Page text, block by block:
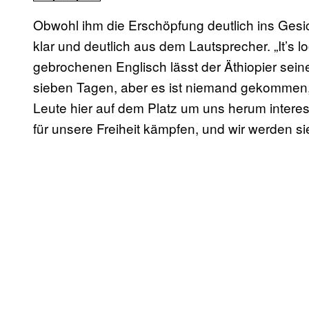
Obwohl ihm die Erschöpfung deutlich ins
klar und deutlich aus dem Lautsprecher. „It’s
gebrochenen Englisch lässt der Äthiopier
sieben Tagen, aber es ist niemand
Leute hier auf dem Platz um uns herum
für unsere Freiheit kämpfen, und wir werden